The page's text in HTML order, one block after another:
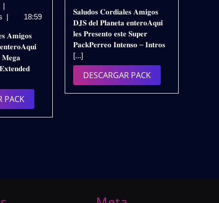
agosto
2024
𝗡𝗨𝗘𝗩𝗢
𝗥𝗘𝗚𝗚𝗔𝗘𝗧𝗢𝗡
𝗣𝗔𝗖𝗞
𝟮𝟬𝟮𝟰
–
𝗩𝗢𝗟.𝟴
|
| 18:59
𝐀𝐦𝐢𝐠𝐨𝐬
𝐌𝐞𝐠𝐚
PACKDESCARGAR
PACK
2024
𝗥𝗘𝗠𝗜𝗫
𝟮𝟬𝟮𝟰
|
𝗚𝗥𝗔𝗧𝗜𝗦
𝐒𝐚𝐥𝐮𝐝𝐨𝐬 𝐂𝐨𝐫𝐝𝐢𝐚𝐥𝐞𝐬 𝐀𝐦𝐢𝐠𝐨𝐬
𝐃𝐉𝐒 𝐝𝐞𝐥 𝐏𝐥𝐚𝐧𝐞𝐭𝐚 𝐞𝐧𝐭𝐞𝐫𝐨𝐀𝐪𝐮𝐢́
𝐥𝐞𝐬 𝐏𝐫𝐞𝐬𝐞𝐧𝐭𝐨 𝐞𝐬𝐭𝐞 𝐒𝐮𝐩𝐞𝐫
𝐏𝐚𝐜𝐤𝐏𝐞𝐫𝐫𝐞𝐨 𝐈𝐧𝐭𝐞𝐧𝐬𝐨 – 𝐈𝐧𝐭𝐫𝐨𝐬
[...]
DESCARGAR PACKDESCARGAR
PACK